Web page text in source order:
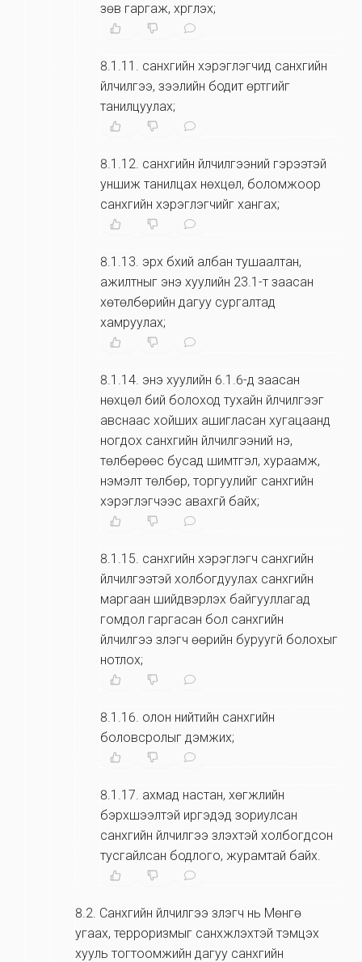
зөв гаргаж, хүргүүлэх;
8.1.11 . санхүүгийн хэрэглэгчид санхүүгийн
үйлчилгээ, зээлийн бодит өртгийг
танилцуулах;
8.1.12. санхүүгийн үйлчилгээний гэрээтэй
уншиж танилцах нөхцөл, боломжоор
санхүүгийн хэрэглэгчийг хангах;
8.1.13. эрх бүхий албан тушаалтан,
ажилтныг энэ хуулийн 23.1-т заасан
хөтөлбөрийн дагуу сургалтад
хамруулах;
8.1.14. энэ хуулийн 6.1.6-д заасан
нөхцөл бий болоход тухайн үйлчилгээг
авснаас хойших ашигласан хугацаанд
ногдох санхүүгийн үйлчилгээний үнэ,
төлбөрөөс бусад шимтгэл, хураамж,
нэмэлт төлбөр, торгуулийг санхүүгийн
хэрэглэгчээс авахгүй байх;
8.1.15. санхүүгийн хэрэглэгч санхүүгийн
үйлчилгээтэй холбогдуулах санхүүгийн
маргаан шийдвэрлэх байгууллагад
гомдол гаргасан бол санхүүгийн
үйлчилгээ үзүүлэгч өөрийн буруугүй болохыг
нотлох;
8.1.16. олон нийтийн санхүүгийн
боловсролыг дэмжих;
8.1.17. ахмад настан, хөгжлийн
бэрхшээлтэй иргэдэд зориулсан
санхүүгийн үйлчилгээ үзүүлэхтэй холбогдсон
тусгайлсан бодлого, журамтай байх.
8.2. Санхүүгийн үйлчилгээ үзүүлэгч нь Мөнгө
угаах, терроризмыг санхүүжүүлэхтэй тэмцэх
хууль тогтоомжийн дагуу санхүүгийн